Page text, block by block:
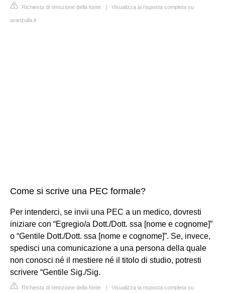
Richiesta di rimozione della fonte | Visualizza la risposta completa su
aranzulla.it
Come si scrive una PEC formale?
Per intenderci, se invii una PEC a un medico, dovresti
iniziare con “Egregio/a Dott./Dott. ssa [nome e cognome]”
o “Gentile Dott./Dott. ssa [nome e cognome]”. Se, invece,
spedisci una comunicazione a una persona della quale
non conosci né il mestiere né il titolo di studio, potresti
scrivere “Gentile Sig./Sig.
Richiesta di rimozione della fonte | Visualizza la risposta completa su